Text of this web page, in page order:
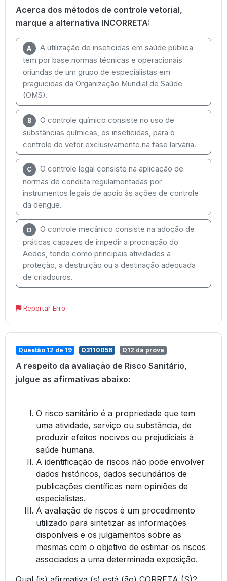
Acerca dos métodos de controle vetorial,
marque a alternativa INCORRETA:
A
A utilização de inseticidas em saúde pública
tem por base normas técnicas e operacionais
oriundas de um grupo de especialistas em
praguicidas da Organização Mundial de Saúde
(OMS).
B
O controle químico consiste no uso de
substâncias químicas, os inseticidas, para o
controle do vetor exclusivamente na fase larvária.
C
O controle legal consiste na aplicação de
normas de conduta regulamentadas por
instrumentos legais de apoio às ações de controle
da dengue.
D
O controle mecânico consiste na adoção de
práticas capazes de impedir a procriação do
Aedes, tendo como principais atividades a
proteção, a destruição ou a destinação adequada
de criadouros.
Reportar Erro
Questão 12 de 19 Q3110056 Q12 da prova
A respeito da avaliação de Risco Sanitário,
julgue as afirmativas abaixo:
O risco sanitário é a propriedade que tem
uma atividade, serviço ou substância, de
produzir efeitos nocivos ou prejudiciais à
saúde humana.
A identificação de riscos não pode envolver
dados históricos, dados secundários de
publicações científicas nem opiniões de
especialistas.
A avaliação de riscos é um procedimento
utilizado para sintetizar as informações
disponíveis e os julgamentos sobre as
mesmas com o objetivo de estimar os riscos
associados a uma determinada exposição.